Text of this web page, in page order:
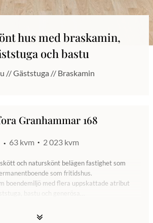
hus med braskamin,
och bastu
// Gäststuga // Braskamin
Granhammar 168
63 kvm 2 023 kvm
och naturskönt belägen fastighet som
som fritidshus.
boendemiljö med flera uppskattade atribut
bastu och generösa